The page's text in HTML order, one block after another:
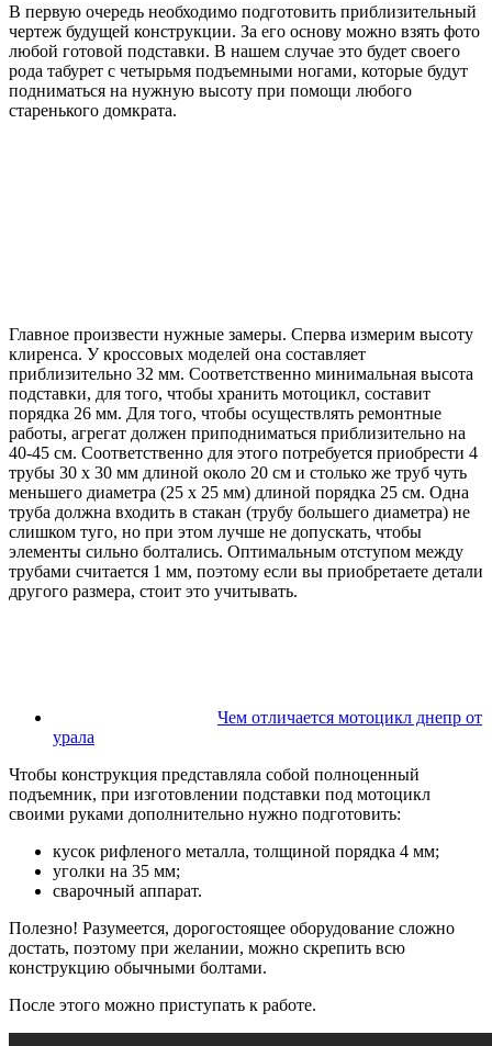
В первую очередь необходимо подготовить приблизительный
чертеж будущей конструкции. За его основу можно взять фото
любой готовой подставки. В нашем случае это будет своего
рода табурет с четырьмя подъемными ногами, которые будут
подниматься на нужную высоту при помощи любого
старенького домкрата.
Главное произвести нужные замеры. Сперва измерим высоту
клиренса. У кроссовых моделей она составляет
приблизительно 32 мм. Соответственно минимальная высота
подставки, для того, чтобы хранить мотоцикл, составит
порядка 26 мм. Для того, чтобы осуществлять ремонтные
работы, агрегат должен приподниматься приблизительно на
40-45 см. Соответственно для этого потребуется приобрести 4
трубы 30 х 30 мм длиной около 20 см и столько же труб чуть
меньшего диаметра (25 х 25 мм) длиной порядка 25 см. Одна
труба должна входить в стакан (трубу большего диаметра) не
слишком туго, но при этом лучше не допускать, чтобы
элементы сильно болтались. Оптимальным отступом между
трубами считается 1 мм, поэтому если вы приобретаете детали
другого размера, стоит это учитывать.
Чем отличается мотоцикл днепр от
урала
Чтобы конструкция представляла собой полноценный
подъемник, при изготовлении подставки под мотоцикл
своими руками дополнительно нужно подготовить:
кусок рифленого металла, толщиной порядка 4 мм;
уголки на 35 мм;
сварочный аппарат.
Полезно! Разумеется, дорогостоящее оборудование сложно
достать, поэтому при желании, можно скрепить всю
конструкцию обычными болтами.
После этого можно приступать к работе.